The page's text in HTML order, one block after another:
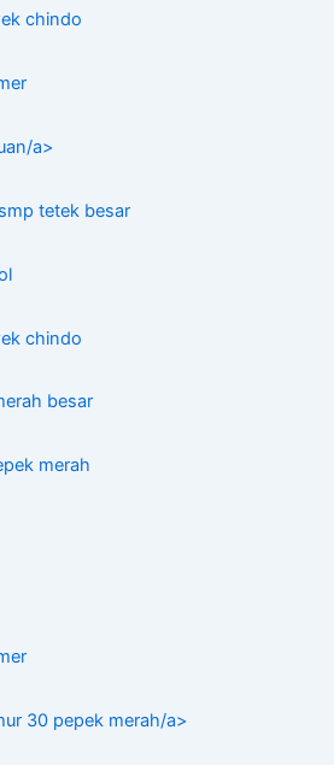
chindo
a>
tetek besar
chindo
besar
merah
30 pepek merah/a>